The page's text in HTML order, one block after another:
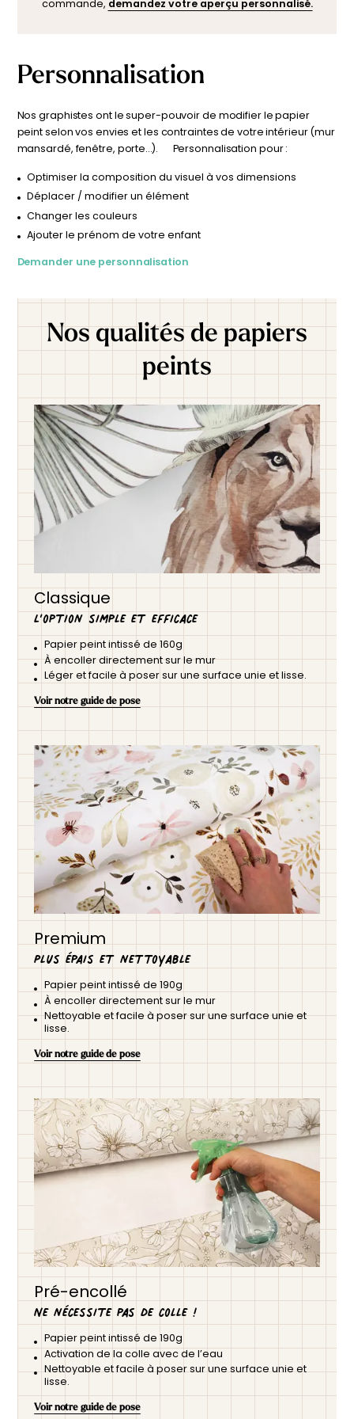
décoratif : il invite à l’évasion et stimule l’imagination. Que ce
ambiance raffinée et apaisante, il transforme chaque
espace en une véritable fenêtre sur le monde.
commande, demandez votre aperçu personnalisé.
Personnalisation
Nos graphistes ont le super-pouvoir de modifier le papier
peint selon vos envies et les contraintes de votre intérieur (mur
mansardé, fenêtre, porte…). Personnalisation pour :
Optimiser la composition du visuel à vos dimensions
Déplacer / modifier un élément
Changer les couleurs
Ajouter le prénom de votre enfant
Demander une personnalisation
Nos qualités de papiers
peints
Classique
L’option simple et efficace
Papier peint intissé de 160g
À encoller directement sur le mur
Léger et facile à poser sur une surface unie et lisse.
Voir notre guide de pose
Premium
Plus épais et nettoyable
Papier peint intissé de 190g
À encoller directement sur le mur
Nettoyable et facile à poser sur une surface unie et
lisse.
Voir notre guide de pose
Pré-encollé
Ne nécessite pas de colle !
Papier peint intissé de 190g
Activation de la colle avec de l’eau
Nettoyable et facile à poser sur une surface unie et
lisse.
Voir notre guide de pose